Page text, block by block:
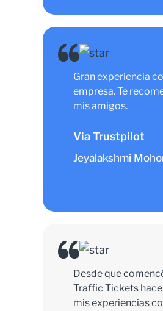
Gran experiencia
empresa. Te
mis amigos.
Via Trustpilot
Jeyalakshmi
Desde que
Traffic Tickets
mis experiencias